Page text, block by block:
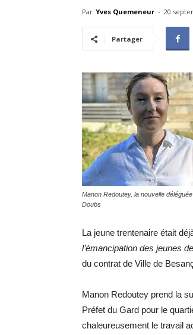
Par Yves Quemeneur - 20
Partager
Manon Redoutey, la nouvelle
Doubs
La jeune trentenaire était
l’émancipation des jeunes
du contrat de Ville de
Manon Redoutey prend la
Préfet du Gard pour le
chaleureusement le travail